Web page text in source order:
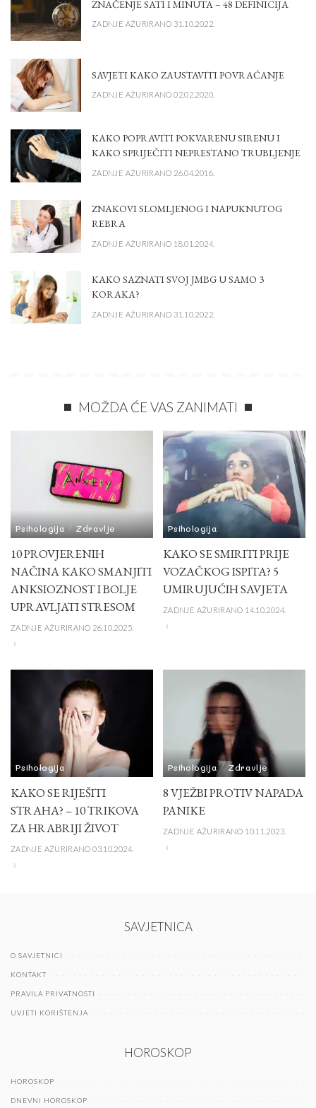
ZNAČENJE SATI I MINUTA – 48 DEFINICIJA
ZADNJE AŽURIRANO 31.10.2022.
SAVJETI KAKO ZAUSTAVITI POVRAĆANJE
ZADNJE AŽURIRANO 02.02.2020.
KAKO POPRAVITI POKVARENU SIRENU I
KAKO SPRIJEČITI NEPRESTANO TRUBLJENJE
ZADNJE AŽURIRANO 26.04.2016.
ZNAKOVI SLOMLJENOG I NAPUKNUTOG
REBRA
ZADNJE AŽURIRANO 18.01.2024.
KAKO SAZNATI SVOJ JMBG U SAMO 3
KORAKA?
ZADNJE AŽURIRANO 31.10.2022.
MOŽDA ĆE VAS ZANIMATI
Psihologija Zdravlje
10 PROVJERENIH
NAČINA KAKO SMANJITI
ANKSIOZNOST I BOLJE
UPRAVLJATI STRESOM
ZADNJE AŽURIRANO 26.10.2025.
Psihologija
KAKO SE SMIRITI PRIJE
VOZAČKOG ISPITA? 5
UMIRUJUĆIH SAVJETA
ZADNJE AŽURIRANO 14.10.2024.
Psihologija
KAKO SE RIJEŠITI
STRAHA? – 10 TRIKOVA
ZA HRABRIJI ŽIVOT
ZADNJE AŽURIRANO 03.10.2024.
Psihologija Zdravlje
8 VJEŽBI PROTIV NAPADA
PANIKE
ZADNJE AŽURIRANO 10.11.2023.
SAVJETNICA
O SAVJETNICI
KONTAKT
PRAVILA PRIVATNOSTI
UVJETI KORIŠTENJA
HOROSKOP
HOROSKOP
DNEVNI HOROSKOP